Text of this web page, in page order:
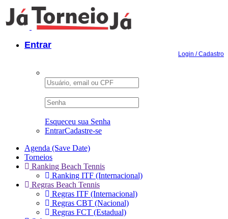
NavegarEntrar
Login / Cadastro
Esqueceu sua Senha
EntrarCadastre-se
Agenda (Save Date)
Torneios
Ranking Beach Tennis
Ranking ITF (Internacional)
Regras Beach Tennis
Regras ITF (Internacional)
Regras CBT (Nacional)
Regras FCT (Estadual)